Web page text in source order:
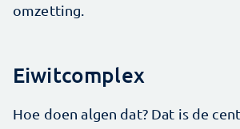
omzetting.
Eiwitcomplex
Hoe doen algen dat? Dat is de